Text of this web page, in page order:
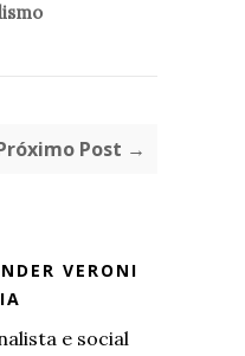
Post →
VERONI
e social